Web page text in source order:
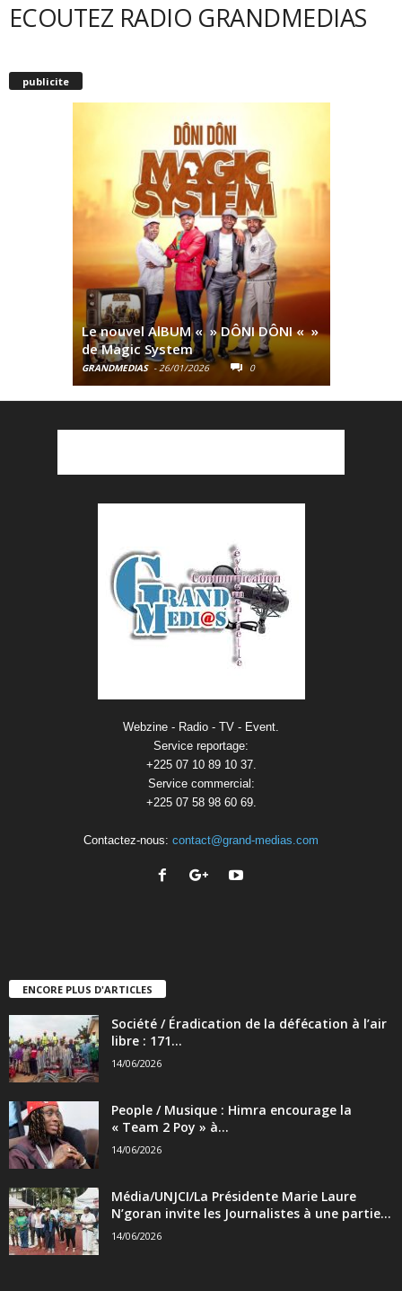
ECOUTEZ RADIO GRANDMEDIAS
publicite
Le nouvel AlBUM « » DÔNI DÔNI « »
de Magic System
GRANDMEDIAS - 26/01/2026 0
Webzine - Radio - TV - Event.
Service reportage:
+225 07 10 89 10 37.
Service commercial:
+225 07 58 98 60 69.
Contactez-nous: contact@grand-medias.com
ENCORE PLUS D'ARTICLES
Société / Éradication de la défécation à l’air
libre : 171...
14/06/2026
People / Musique : Himra encourage la
« Team 2 Poy » à...
14/06/2026
Média/UNJCI/La Présidente Marie Laure
N’goran invite les Journalistes à une partie...
14/06/2026